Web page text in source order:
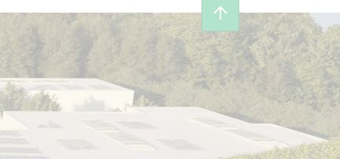
Revenir en haut de